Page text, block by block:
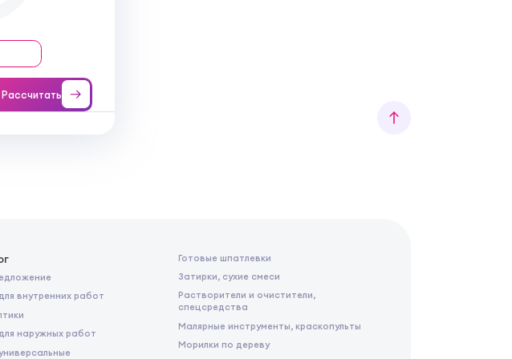
Рассчитать
внутренних работ
наружных работ
Готовые шпатлевки
Затирки, сухие смеси
Растворители и очистители,
спецсредства
Малярные инструменты, краскопульты
Морилки по дереву